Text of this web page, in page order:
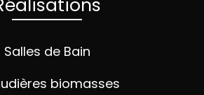
Salles de Bain
biomasses